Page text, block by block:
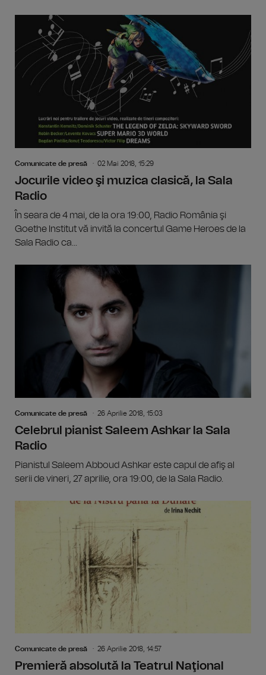
Comunicate de presă 02 Mai 2018, 15:29
Jocurile video şi muzica clasică, la Sala
Radio
În seara de 4 mai, de la ora 19:00, Radio România şi
Goethe Institut vă invită la concertul Game Heroes de la
Sala Radio ca...
Comunicate de presă 26 Aprilie 2018, 15:03
Celebrul pianist Saleem Ashkar la Sala
Radio
Pianistul Saleem Abboud Ashkar este capul de afiş al
serii de vineri, 27 aprilie, ora 19:00, de la Sala Radio.
Comunicate de presă 26 Aprilie 2018, 14:57
Premieră absolută la Teatrul Naţional